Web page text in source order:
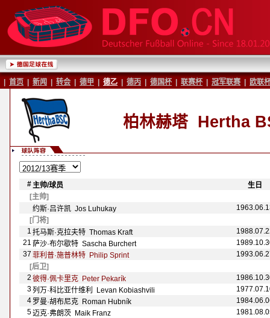
首页 新闻 转会 德甲 德乙 德丙 德国杯 联赛杯 冠军联赛 欧联
柏林赫塔 Hertha
#主帅/球员 生日
[主帅]
约斯·吕许凯 Jos Luhukay
[门将]
1 托马斯·克拉夫特 Thomas Kraft
21 萨沙·布尔歇特 Sascha Burchert
37 菲利普·施普林特 Philip Sprint
[后卫]
2 彼得·佩卡里克 Peter Pekarík
3列万·科比亚什维利 Levan Kobiashvili
4 罗曼·胡布尼克 Roman Hubník
5迈克·弗朗茨 Maik Franz